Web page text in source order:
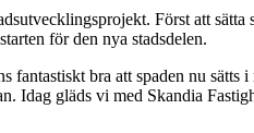
Först att
för den nya stadsdelen.
fantastiskt bra att spaden nu
Idag gläds vi med Skandia